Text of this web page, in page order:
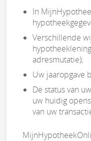
In
Verschillende
adresmutatie);
Uw jaaropgave
De status van
uw huidig
van uw